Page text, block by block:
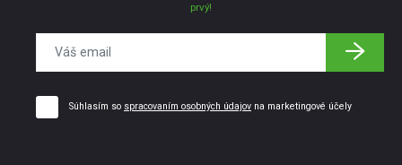
prvý!
Súhlasím so spracovaním osobných údajov na marketingové účely